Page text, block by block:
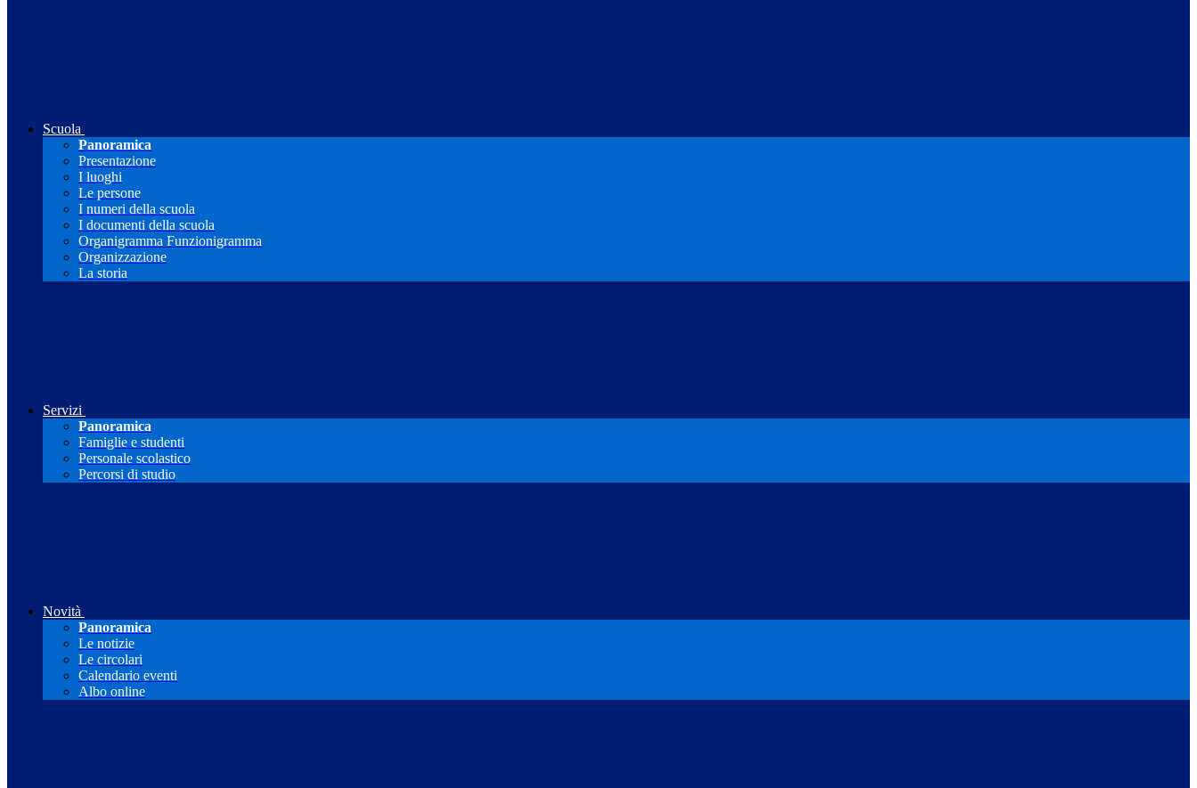
Scuola
Panoramica
Presentazione
I luoghi
Le persone
I numeri della scuola
I documenti della scuola
Organigramma Funzionigramma
Organizzazione
La storia
Servizi
Panoramica
Famiglie e studenti
Personale scolastico
Percorsi di studio
Novità
Panoramica
Le notizie
Le circolari
Calendario eventi
Albo online